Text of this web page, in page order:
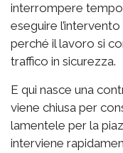
interrompere
eseguire
perché il lavoro si
traffico in sicurezza.
E qui nasce una
viene chiusa per
lamentele per la
interviene